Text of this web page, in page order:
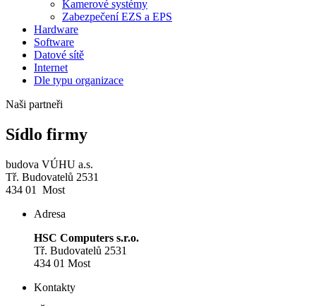
Kamerové systémy
Zabezpečení EZS a EPS
Hardware
Software
Datové sítě
Internet
Dle typu organizace
Naši partneři
Sídlo firmy
budova VÚHU a.s.
Tř. Budovatelů 2531
434 01 Most
Adresa
HSC Computers s.r.o.
Tř. Budovatelů 2531
434 01 Most
Kontakty